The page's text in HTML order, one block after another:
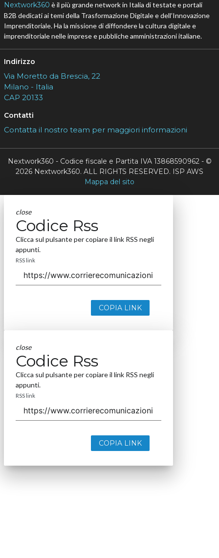
Nextwork360 è il più grande network in Italia di testate e portali
B2B dedicati ai temi della Trasformazione Digitale e dell’Innovazione
Imprenditoriale. Ha la missione di diffondere la cultura digitale e
imprenditoriale nelle imprese e pubbliche amministrazioni italiane.
Indirizzo
Via Moretto da Brescia, 22
Milano - Italia
CAP 20133
Contatti
Contatta il nostro team per maggiori informazioni
Nextwork360 - Codice fiscale e Partita IVA 13868590962 - ©
2026 Nextwork360. ALL RIGHTS RESERVED. ISP AWS
Mappa del sito
close
Codice Rss
Clicca sul pulsante per copiare il link RSS negli
appunti.
RSS link
COPIA LINK
close
Codice Rss
Clicca sul pulsante per copiare il link RSS negli
appunti.
RSS link
COPIA LINK